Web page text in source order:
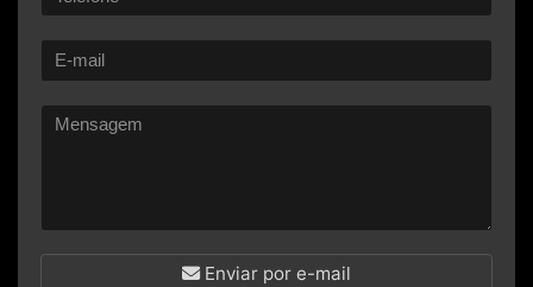
Enviar por e-mail